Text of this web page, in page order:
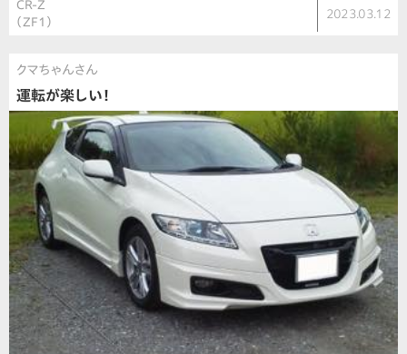
CR-Z
（ZF1）
2023.03.12
クマちゃんさん
運転が楽しい！